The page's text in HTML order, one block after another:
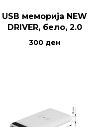
USB меморија NEW
DRIVER, бело, 2.0
300 ден